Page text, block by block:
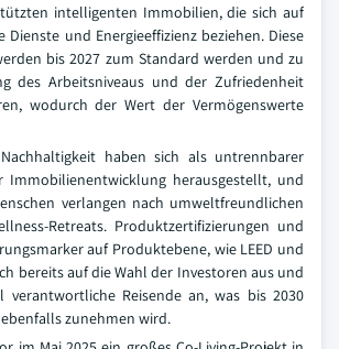
intelligenten Immobilien, die sich auf
Dienste und Energieeffizienz beziehen. Diese
bis 2027 zum Standard werden und zu
des Arbeitsniveaus und der Zufriedenheit
wodurch der Wert der Vermögenswerte
haben sich als untrennbarer
Immobilienentwicklung herausgestellt, und
verlangen nach umweltfreundlichen
Retreats. Produktzertifizierungen und
auf Produktebene, wie LEED und
bereits auf die Wahl der Investoren aus und
verantwortliche Reisende an, was bis 2030
zunehmen wird.